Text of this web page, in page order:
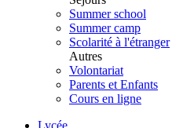
Summer school
Summer camp
Scolarité à l'étranger
Autres
Volontariat
Parents et Enfants
Cours en ligne
Lycée